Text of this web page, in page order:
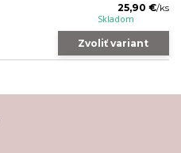
25,90 €/ks
Skladom
Zvoliť variant